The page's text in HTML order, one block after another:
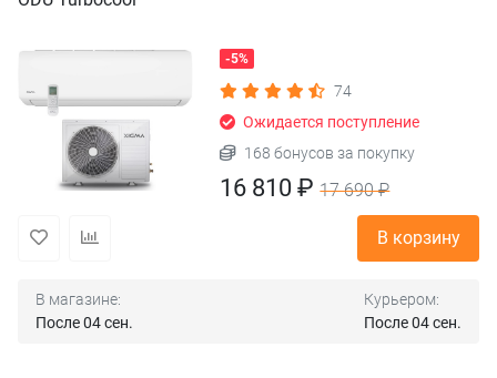
-5%
74
Ожидается поступление
168 бонусов за покупку
16 810 ₽17 690 ₽
В корзину
В магазине:
После 04 сен.
Курьером:
После 04 сен.